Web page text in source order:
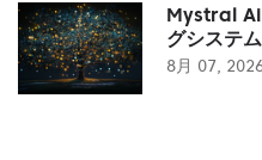
Mystral Ai
グシステ
8月 07,